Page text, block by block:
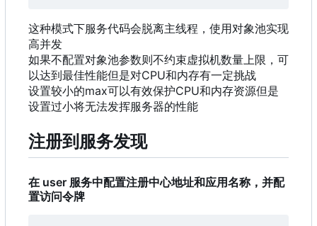
这种模式下服务代码会脱离主线程，使用对象池实现
高并发
如果不配置对象池参数则不约束虚拟机数量上限 ， 可
以达到最佳性能但是对CPU和内存有一定挑战
设置较小的max可以有效保护CPU和内存资源但是
设置过小将无法发挥服务器的性能
注册到服务发现
在 user 服务中配置注册中心地址和应用名称，并配
置访问令牌